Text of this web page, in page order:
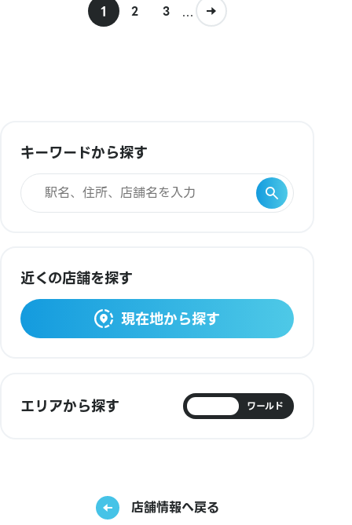
1 2 3 ...
キーワードから探す
近くの店舗を探す
現在地から探す
エリアから探す ワールド
店舗情報へ戻る